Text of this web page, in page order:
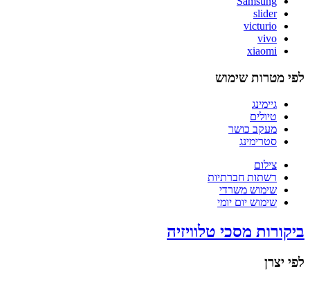
slider
victurio
vivo
xiaomi
לפי מטרות שימוש
גיימינג
טיולים
מעקב כושר
סטרימינג
צילום
רשתות חברתיות
שימוש משרדי
שימוש יום יומי
ביקורות מסכי טלוויזיה
לפי יצרן